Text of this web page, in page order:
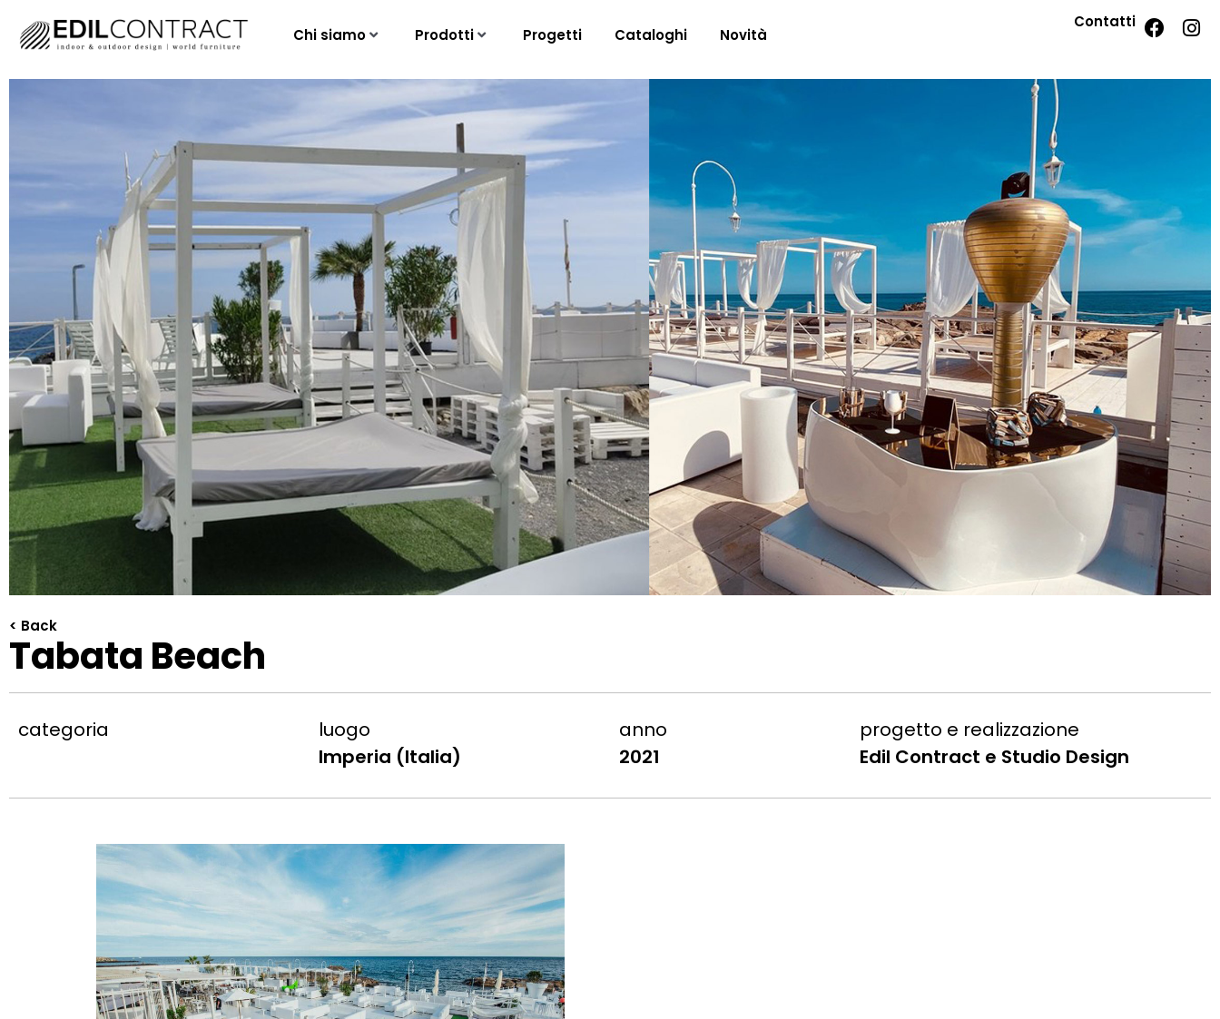
Chi siamo Prodotti Progetti Cataloghi Novità
Contatti
< Back
Tabata Beach
categoria
luogo
Imperia (Italia)
anno
2021
progetto e realizzazione
Edil Contract e Studio Design